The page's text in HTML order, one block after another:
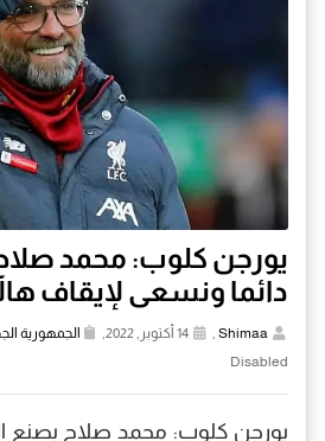
يورجن كلوب: محمد
دائما ونسعى لإيقاف
Shimaa
, الجمهورية
Disabled
يورجن كلوب: محمد صلاح يصنع